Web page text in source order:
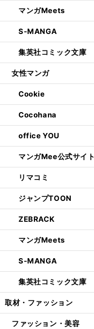
マンガMeets
S-MANGA
集英社コミック文庫
女性マンガ
Cookie
Cocohana
office YOU
マンガMee公式サイト
リマコミ
ジャンプTOON
ZEBRACK
マンガMeets
S-MANGA
集英社コミック文庫
取材・ファッション
ファッション・美容